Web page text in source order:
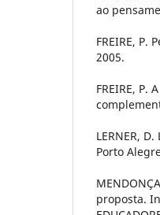
ao
FREIRE, P.
2005.
FREIRE,
LERNER,
Porto
proposta. In: